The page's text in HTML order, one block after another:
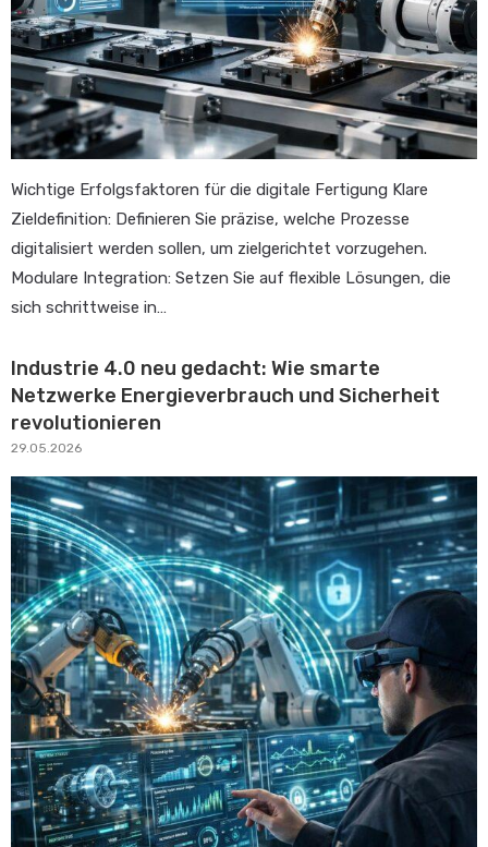
Wichtige Erfolgsfaktoren für die digitale Fertigung Klare
Zieldefinition: Definieren Sie präzise, welche Prozesse
digitalisiert werden sollen, um zielgerichtet vorzugehen.
Modulare Integration: Setzen Sie auf flexible Lösungen, die
sich schrittweise in…
Industrie 4.0 neu gedacht: Wie smarte
Netzwerke Energieverbrauch und Sicherheit
revolutionieren
29.05.2026